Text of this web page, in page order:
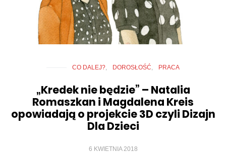
CO DALEJ? DOROSŁOŚĆ PRACA
„Kredek nie będzie” – Natalia
Romaszkan i Magdalena Kreis
opowiadają o projekcie 3D czyli Dizajn
Dla Dzieci
6 KWIETNIA 2018